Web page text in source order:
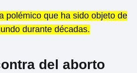
polémico que ha sido objeto de
durante décadas.
del aborto